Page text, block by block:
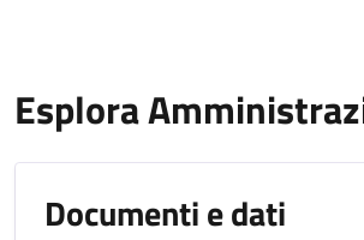
Esplora
Documenti e dati